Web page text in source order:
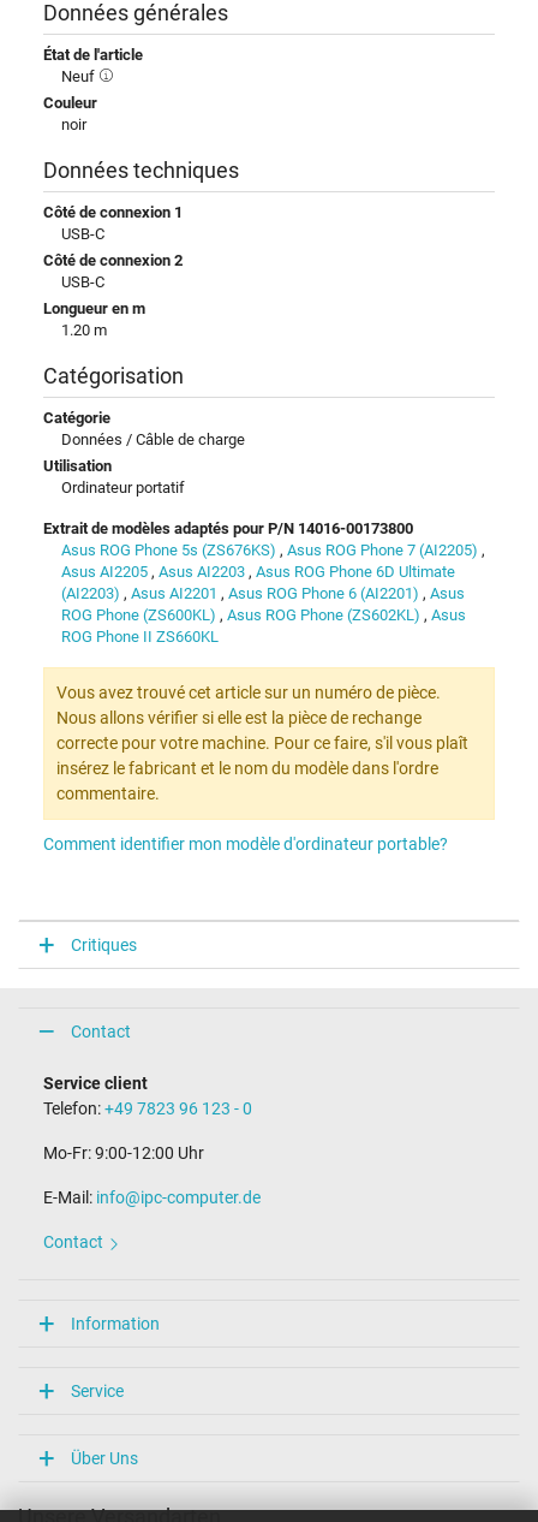
Données générales
État de l'article
Neuf
Couleur
noir
Données techniques
Côté de connexion 1
USB-C
Côté de connexion 2
USB-C
Longueur en m
1.20 m
Catégorisation
Catégorie
Données / Câble de charge
Utilisation
Ordinateur portatif
Extrait de modèles adaptés pour P/N 14016-00173800
Asus ROG Phone 5s (ZS676KS) , Asus ROG Phone 7 (AI2205) ,
Asus AI2205 , Asus AI2203 , Asus ROG Phone 6D Ultimate
(AI2203) , Asus AI2201 , Asus ROG Phone 6 (AI2201) , Asus
ROG Phone (ZS600KL) , Asus ROG Phone (ZS602KL) , Asus
ROG Phone II ZS660KL
Vous avez trouvé cet article sur un numéro de pièce.
Nous allons vérifier si elle est la pièce de rechange
correcte pour votre machine. Pour ce faire, s'il vous plaît
insérez le fabricant et le nom du modèle dans l'ordre
commentaire.
Comment identifier mon modèle d'ordinateur portable?
Critiques
Contact
Service client
Telefon:+49 7823 96 123 - 0
Mo-Fr: 9:00-12:00 Uhr
E-Mail: info@ipc-computer.de
Contact
Information
Service
Über Uns